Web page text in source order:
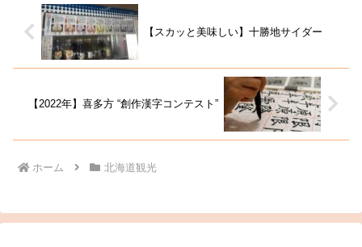
【スカッと美味しい】十勝地サイダー
【2022年】喜多方 “創作漢字コンテスト”
ホーム 北海道観光